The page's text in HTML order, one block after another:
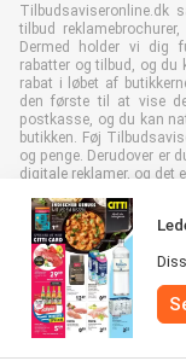
Tilbudsaviseronline.dk
tilbud
Dermed holder vi dig
rabatter og tilbud, og du
rabat i løbet af
den første til at vise
postkasse, og du kan
butikken. Føj
og penge. Derudover er
digitale reklamer, og det
Alle rettigheder